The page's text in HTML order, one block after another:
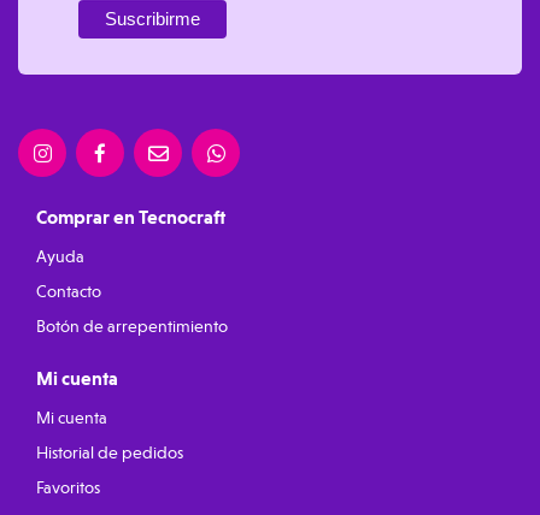
Comprar en Tecnocraft
Ayuda
Contacto
Botón de arrepentimiento
Mi cuenta
Mi cuenta
Historial de pedidos
Favoritos